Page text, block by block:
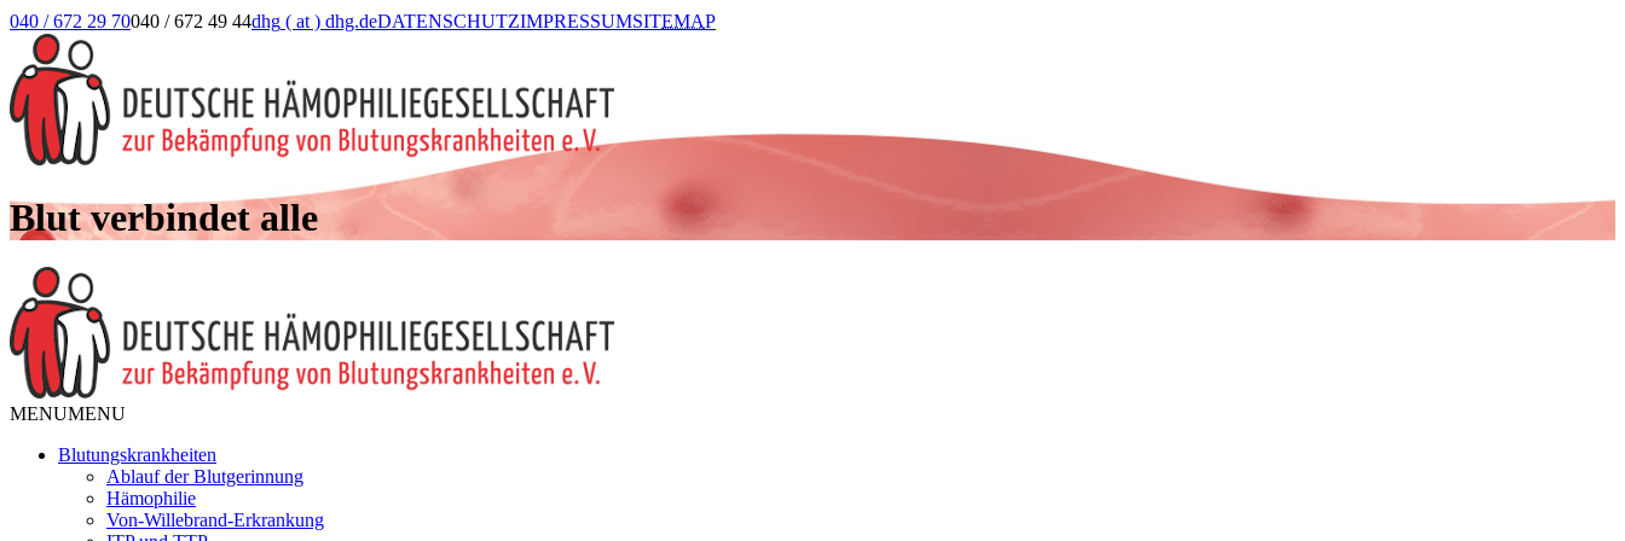
040 / 672 29 70040 / 672 49 44dhg ( at ) dhg.deDATENSCHUTZIMPRESSUMSITEMAP
Blut verbindet alle
MENUMENU
Blutungskrankheiten
Ablauf der Blutgerinnung
Hämophilie
Von-Willebrand-Erkrankung